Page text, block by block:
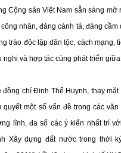
Cộng sản Việt Nam sẵn sàng mở
nhân, đảng cánh tả, đảng cầm
trào độc lập dân tộc, cách mạng,
và hợp tác cùng phát triển giữa
đồng chí Đinh Thế Huynh, thay
một số vấn đề trong các văn
lĩnh, đa số các ý kiến nhất trí
Xây dựng đất nước trong thời